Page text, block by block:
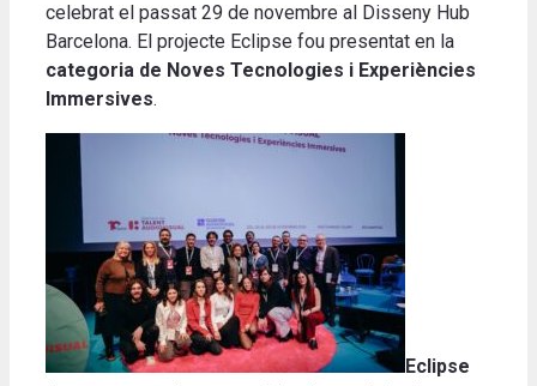
celebrat el passat 29 de novembre al Disseny Hub
Barcelona. El projecte Eclipse fou presentat en la
categoria de Noves Tecnologies i Experiències
Immersives.
Eclipse